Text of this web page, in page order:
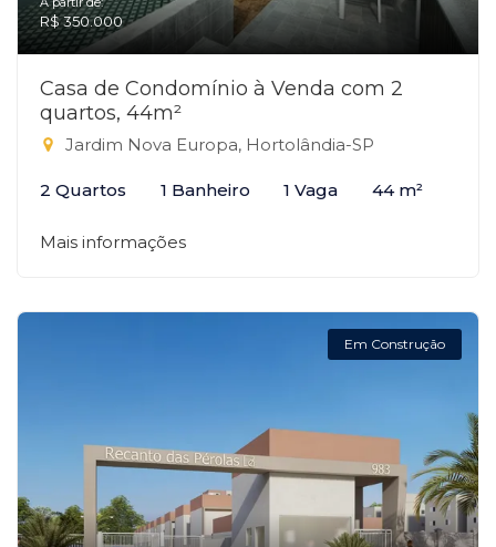
R$ 350.000
Casa de Condomínio à Venda com 2
quartos, 44m²
Jardim Nova Europa, Hortolândia-SP
2 Quartos 1 Banheiro 1 Vaga 44 m²
Mais informações
Em Construção